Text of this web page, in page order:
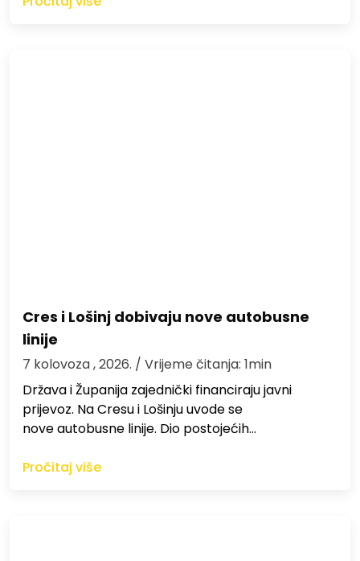
Cres i Lošinj dobivaju nove autobusne
linije
7 kolovoza , 2026. / Vrijeme čitanja: 1min
Država i Županija zajednički financiraju javni
prijevoz. Na Cresu i Lošinju uvode se
nove autobusne linije. Dio postojećih…
Pročitaj više